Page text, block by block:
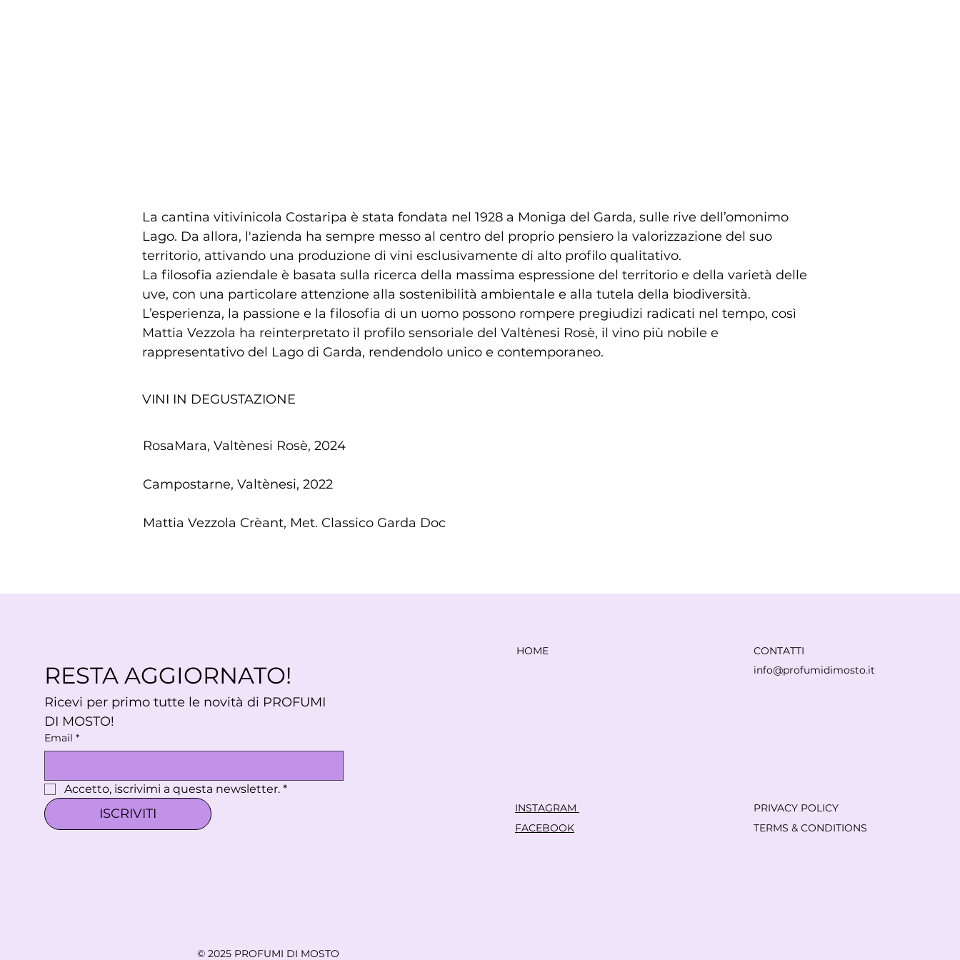
La cantina vitivinicola Costaripa è stata fondata nel 1928 a Moniga del Garda, sulle rive dell’omonimo
Lago. Da allora, l'azienda ha sempre messo al centro del proprio pensiero la valorizzazione del suo
territorio, attivando una produzione di vini esclusivamente di alto profilo qualitativo.
La filosofia aziendale è basata sulla ricerca della massima espressione del territorio e della varietà delle
uve, con una particolare attenzione alla sostenibilità ambientale e alla tutela della biodiversità.
L’esperienza, la passione e la filosofia di un uomo possono rompere pregiudizi radicati nel tempo, così
Mattia Vezzola ha reinterpretato il profilo sensoriale del Valtènesi Rosè, il vino più nobile e
rappresentativo del Lago di Garda, rendendolo unico e contemporaneo.
VINI IN DEGUSTAZIONE
RosaMara, Valtènesi Rosè, 2024
Campostarne, Valtènesi, 2022
Mattia Vezzola Crèant, Met. Classico Garda Doc
© 2025 PROFUMI DI MOSTO
RESTA AGGIORNATO!
Ricevi per primo tutte le novità di PROFUMI
DI MOSTO!
Email *
Accetto, iscrivimi a questa newsletter. *
ISCRIVITI
HOME
INSTAGRAM
FACEBOOK
CONTATTI
info@profumidimosto.it
PRIVACY POLICY
TERMS & CONDITIONS